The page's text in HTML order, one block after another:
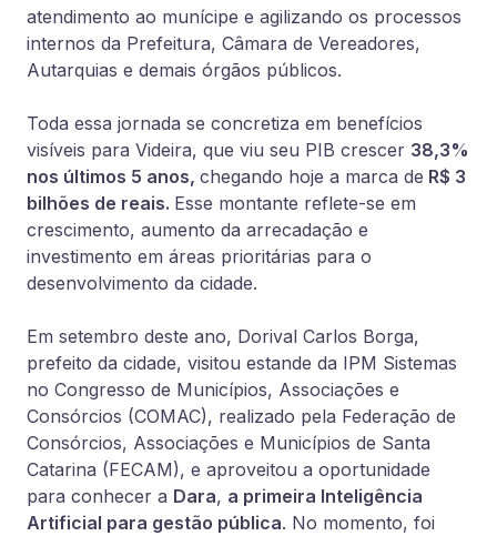
atendimento ao munícipe e agilizando os processos
internos da Prefeitura, Câmara de Vereadores,
Autarquias e demais órgãos públicos.
Toda essa jornada se concretiza em benefícios
visíveis para Videira, que viu seu PIB crescer 38,3%
nos últimos 5 anos, chegando hoje a marca de R$ 3
bilhões de reais. Esse montante reflete-se em
crescimento, aumento da arrecadação e
investimento em áreas prioritárias para o
desenvolvimento da cidade.
Em setembro deste ano, Dorival Carlos Borga,
prefeito da cidade, visitou estande da IPM Sistemas
no Congresso de Municípios, Associações e
Consórcios (COMAC), realizado pela Federação de
Consórcios, Associações e Municípios de Santa
Catarina (FECAM), e aproveitou a oportunidade
para conhecer a Dara, a primeira Inteligência
Artificial para gestão pública. No momento, foi